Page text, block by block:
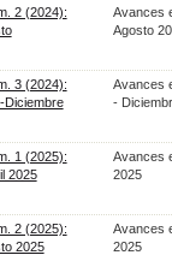
2 (2024):
Avances
Agosto
3 (2024):
Diciembre
Avances
-
1 (2025):
2025
Avances
2025
2 (2025):
2025
Avances
2025